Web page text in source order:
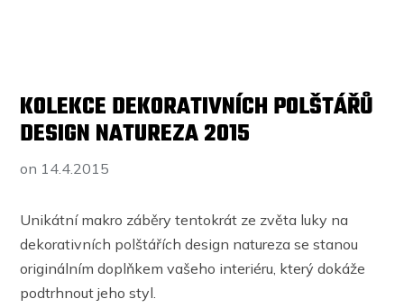
KOLEKCE DEKORATIVNÍCH POLŠTÁŘŮ
DESIGN NATUREZA 2015
on 14.4.2015
Unikátní makro záběry tentokrát ze zvěta luky na
dekorativních polštářích design natureza se stanou
originálním doplňkem vašeho interiéru, který dokáže
podtrhnout jeho styl.